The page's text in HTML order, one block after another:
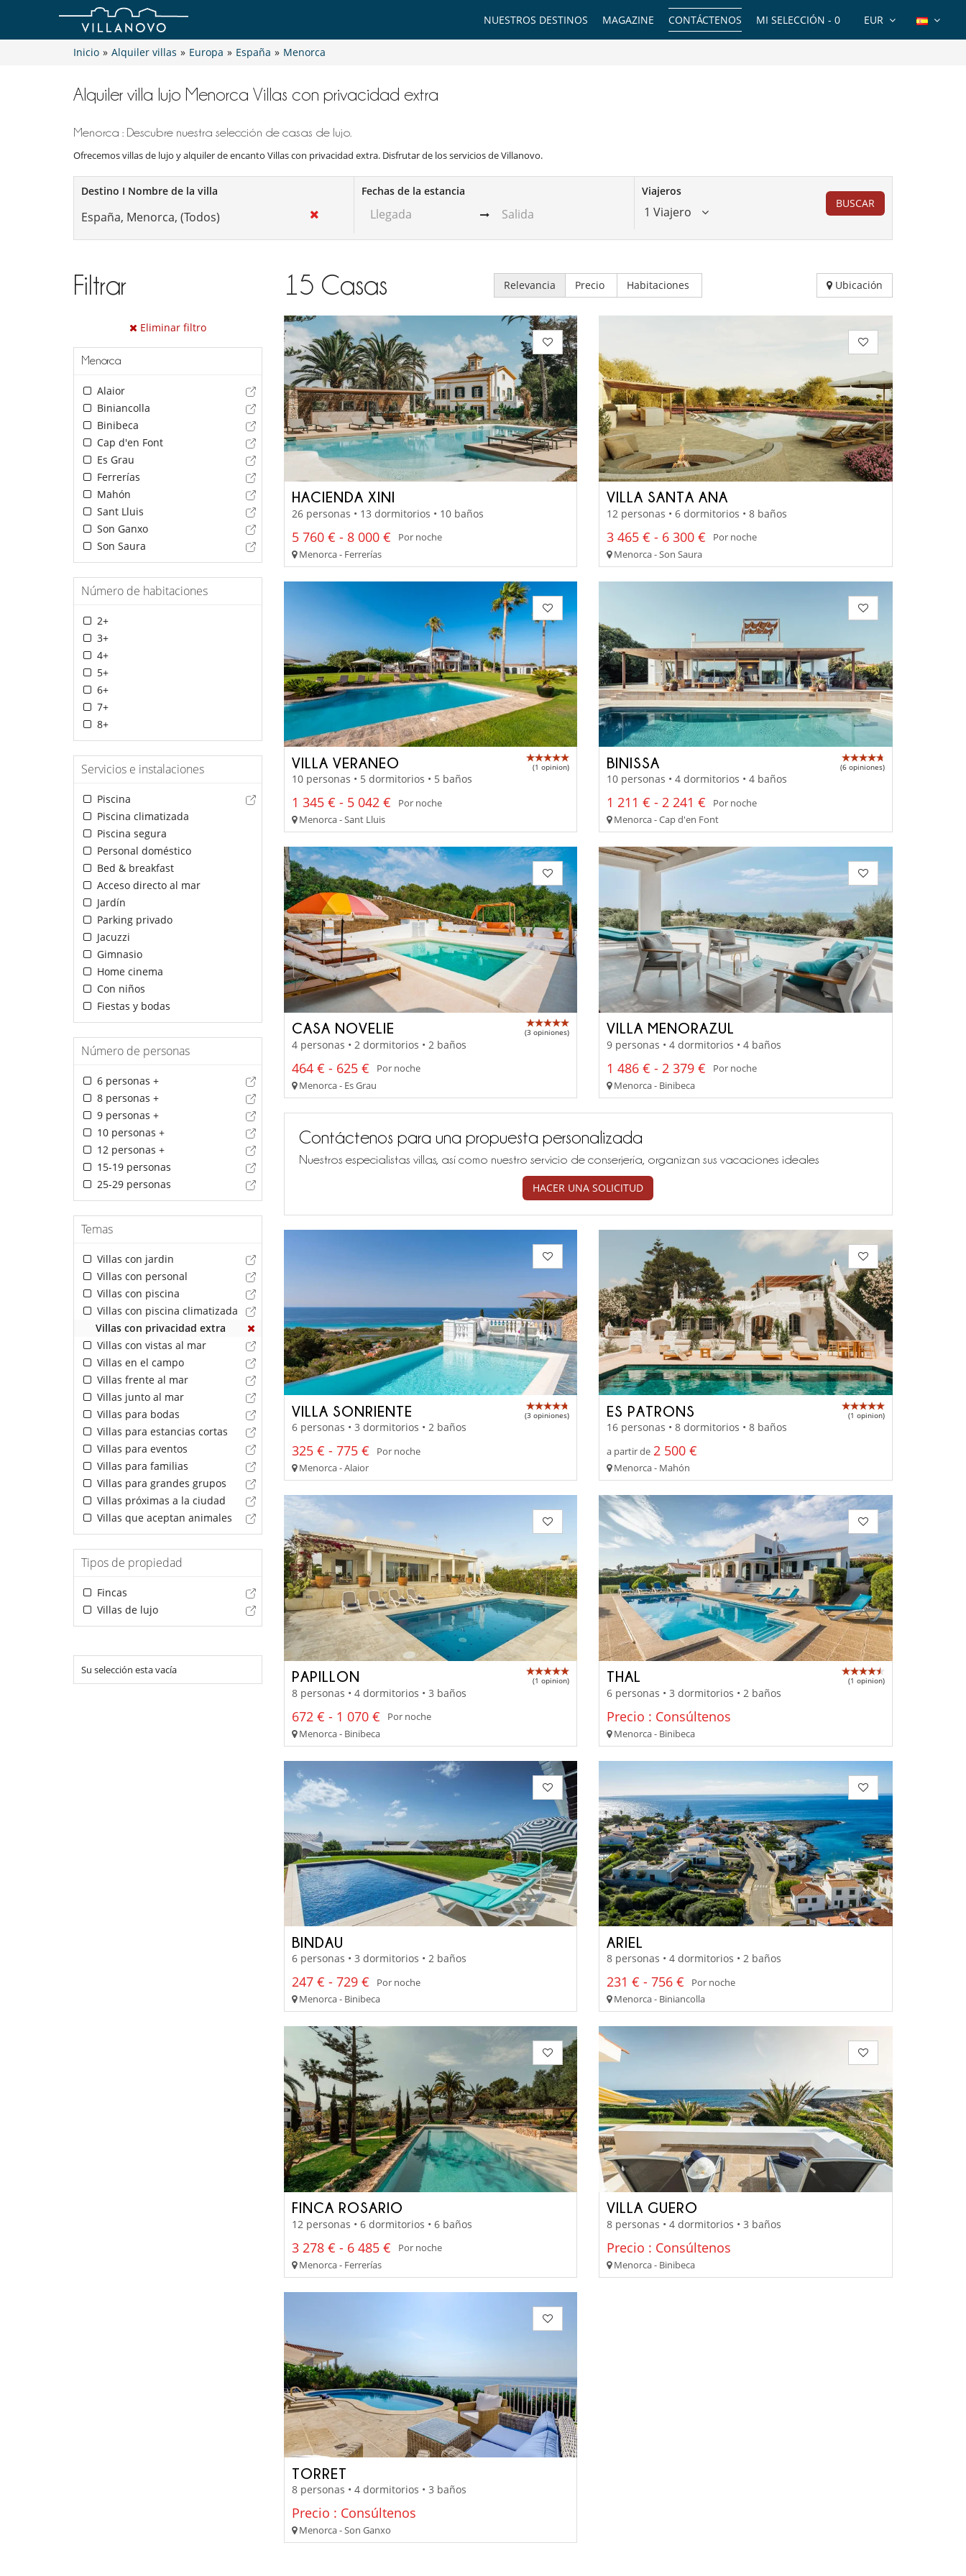
EUR
MI SELECCIÓN - 0
CONTÁCTENOS
MAGAZINE
NUESTROS DESTINOS
Inicio » Alquiler villas » Europa » España » Menorca
Alquiler villa lujo Menorca Villas con privacidad extra
Menorca : Descubre nuestra selección de casas de lujo.
Ofrecemos villas de lujo y alquiler de encanto Villas con privacidad extra. Disfrutar de los servicios de Villanovo.
Destino I Nombre de la villa Fechas de la estancia Viajeros
1 Viajero
BUSCAR
Filtrar
Eliminar filtro
Menorca
Alaior
Biniancolla
Binibeca
Cap d'en Font
Es Grau
Ferrerías
Mahón
Sant Lluis
Son Ganxo
Son Saura
Número de habitaciones
2+
3+
4+
5+
6+
7+
8+
Servicios e instalaciones
Piscina
Piscina climatizada
Piscina segura
Personal doméstico
Bed & breakfast
Acceso directo al mar
Jardín
Parking privado
Jacuzzi
Gimnasio
Home cinema
Con niños
Fiestas y bodas
Número de personas
6 personas +
8 personas +
9 personas +
10 personas +
12 personas +
15-19 personas
25-29 personas
Temas
Villas con jardin
Villas con personal
Villas con piscina
Villas con piscina climatizada
Villas con privacidad extra
Villas con vistas al mar
Villas en el campo
Villas frente al mar
Villas junto al mar
Villas para bodas
Villas para estancias cortas
Villas para eventos
Villas para familias
Villas para grandes grupos
Villas próximas a la ciudad
Villas que aceptan animales
Tipos de propiedad
Fincas
Villas de lujo
Su selección esta vacía
15 Casas Relevancia Precio Habitaciones Ubicación
HACIENDA XINI
26 personas • 13 dormitorios • 10 baños
5 760 € - 8 000 €
Por noche
Menorca - Ferrerías
VILLA SANTA ANA
12 personas • 6 dormitorios • 8 baños
3 465 € - 6 300 €
Por noche
Menorca - Son Saura
VILLA VERANEO (1 opinion)
10 personas • 5 dormitorios • 5 baños
1 345 € - 5 042 €
Por noche
Menorca - Sant Lluis
BINISSA (6 opiniones)
10 personas • 4 dormitorios • 4 baños
1 211 € - 2 241 €
Por noche
Menorca - Cap d'en Font
CASA NOVELIE (3 opiniones)
4 personas • 2 dormitorios • 2 baños
464 € - 625 €
Por noche
Menorca - Es Grau
VILLA MENORAZUL
9 personas • 4 dormitorios • 4 baños
1 486 € - 2 379 €
Por noche
Menorca - Binibeca
Contáctenos para una propuesta personalizada
Nuestros especialistas villas, así como nuestro servicio de conserjería, organizan sus vacaciones ideales
HACER UNA SOLICITUD
VILLA SONRIENTE (3 opiniones)
6 personas • 3 dormitorios • 2 baños
325 € - 775 €
Por noche
Menorca - Alaior
ES PATRONS (1 opinion)
16 personas • 8 dormitorios • 8 baños
a partir de 2 500 €
Menorca - Mahón
PAPILLON (1 opinion)
8 personas • 4 dormitorios • 3 baños
672 € - 1 070 €
Por noche
Menorca - Binibeca
THAL (1 opinion)
6 personas • 3 dormitorios • 2 baños
Precio : Consúltenos
Menorca - Binibeca
BINDAU
6 personas • 3 dormitorios • 2 baños
247 € - 729 €
Por noche
Menorca - Binibeca
ARIEL
8 personas • 4 dormitorios • 2 baños
231 € - 756 €
Por noche
Menorca - Biniancolla
FINCA ROSARIO
12 personas • 6 dormitorios • 6 baños
3 278 € - 6 485 €
Por noche
Menorca - Ferrerías
VILLA GUERO
8 personas • 4 dormitorios • 3 baños
Precio : Consúltenos
Menorca - Binibeca
TORRET
8 personas • 4 dormitorios • 3 baños
Precio : Consúltenos
Menorca - Son Ganxo